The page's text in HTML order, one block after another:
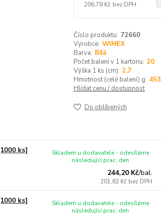
206,78 Kč bez DPH
Číslo produktu: 72660
Výrobce: WIMEX
Barva: Bílá
Počet balení v 1 kartonu: 20
Výška 1 ks (cm): 2,7
Hmotnost (celé balení) g: 453
Hlídat cenu / dostupnost
Do oblíbených
ks]
244,20 Kč/bal.
201,82 Kč bez DPH
Skladem u dodavatele - odesíláme
následující prac. den
ks]
Skladem u dodavatele - odesíláme
následující prac. den